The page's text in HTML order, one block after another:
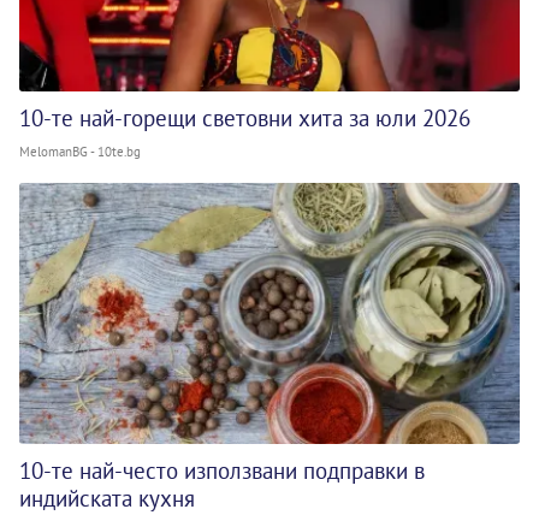
10-те най-горещи световни хита за юли 2026
MelomanBG - 10te.bg
10-те най-често използвани подправки в
индийската кухня